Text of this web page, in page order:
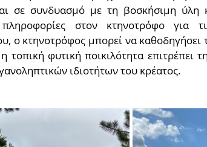
σε συνδυασμό με τη βοσκήσιμη ύλη
στον κτηνοτρόφο για
ο κτηνοτρόφος μπορεί να καθοδηγήσει
φυτική ποικιλότητα επιτρέπει
ιδιοτήτων του κρέατος.